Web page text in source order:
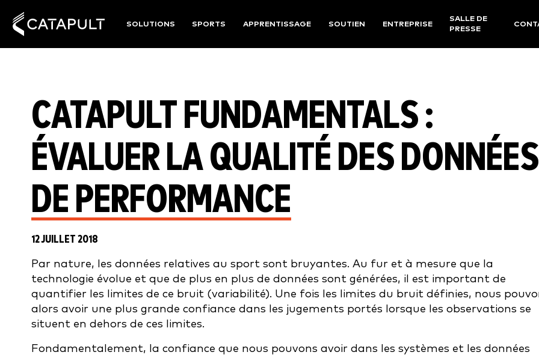
SOLUTIONS SPORTS APPRENTISSAGE SOUTIEN ENTREPRISE
SALLE DE
PRESSE
CATAPULT FUNDAMENTALS :
ÉVALUER LA QUALITÉ DES DONNÉES
DE PERFORMANCE
12 JUILLET 2018
Par nature, les données relatives au sport sont bruyantes. Au fur et à mesure que la
technologie évolue et que de plus en plus de données sont générées, il est important de
quantifier les limites de ce bruit (variabilité). Une fois les limites du bruit définies, nous
alors avoir une plus grande confiance dans les jugements portés lorsque les observations se
situent en dehors de ces limites.
Fondamentalement, la confiance que nous pouvons avoir dans les systèmes et les données